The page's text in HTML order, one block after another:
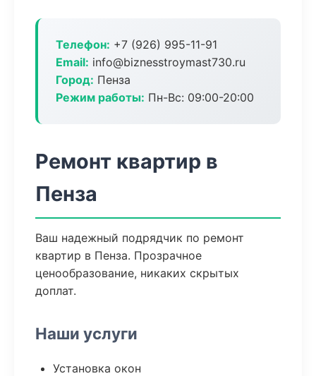
Телефон: +7 (926) 995-11-91
Email: info@biznesstroymast730.ru
Город: Пенза
Режим работы: Пн-Вс: 09:00-20:00
Ремонт квартир в
Пенза
Ваш надежный подрядчик по ремонт
квартир в Пенза. Прозрачное
ценообразование, никаких скрытых
доплат.
Наши услуги
Установка окон